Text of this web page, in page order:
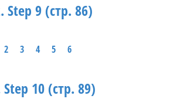
Step 9 (стр. 86)
2 3 4 5 6
10 (стр. 89)